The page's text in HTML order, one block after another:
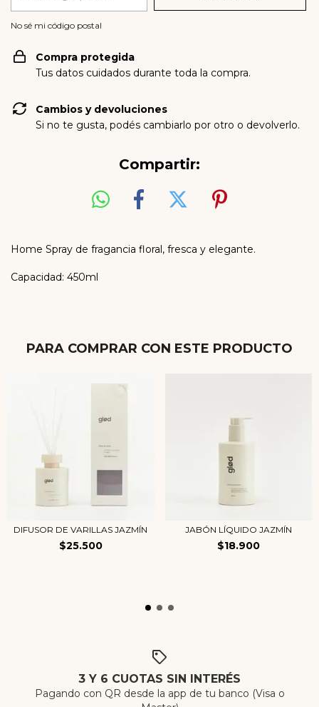
No sé mi código postal
Compra protegida
Tus datos cuidados durante toda la compra.
Cambios y devoluciones
Si no te gusta, podés cambiarlo por otro o devolverlo.
Compartir:
Home Spray de fragancia floral, fresca y elegante.
Capacidad: 450ml
PARA COMPRAR CON ESTE PRODUCTO
DIFUSOR DE VARILLAS JAZMÍN
$25.500
JABÓN LÍQUIDO JAZMÍN
$18.900
3 Y 6 CUOTAS SIN INTERÉS
Pagando con QR desde la app de tu banco (Visa o